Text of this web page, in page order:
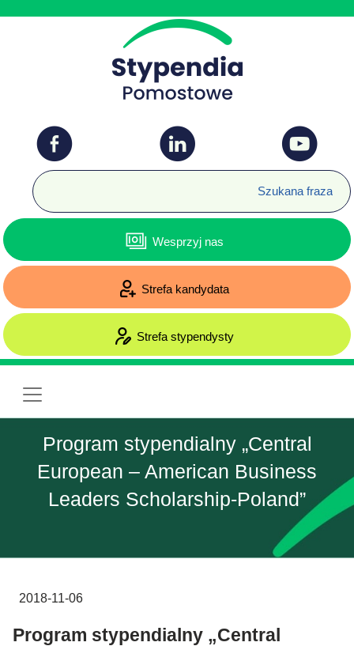
Wesprzyj nas
Strefa kandydata
Strefa stypendysty
Program stypendialny „Central
European – American Business
Leaders Scholarship-Poland”
2018-11-06
Program stypendialny „Central